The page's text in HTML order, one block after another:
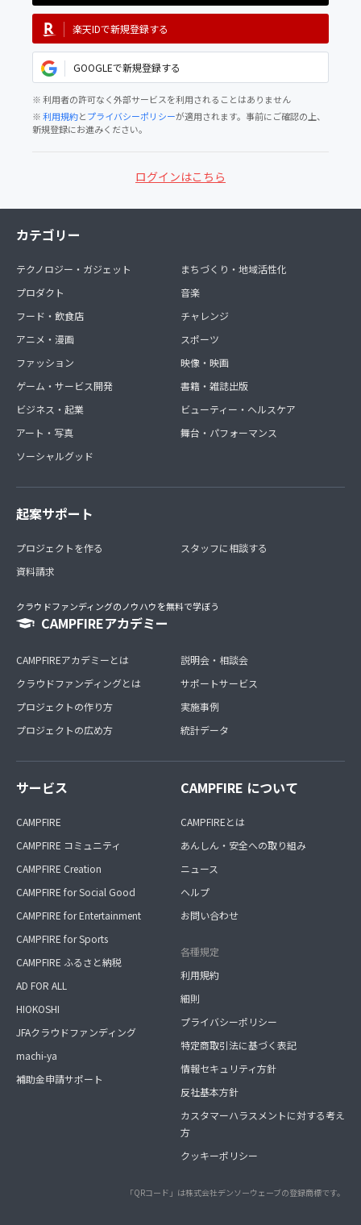
楽天IDで新規登録する
GOOGLEで新規登録する
※ 利用者の許可なく外部サービスを利用されることはありません
※利用規約とプライバシーポリシーが適用されます。事前にご確認の上、
新規登録にお進みください。
ログインはこちら
カテゴリー
テクノロジー・ガジェット
プロダクト
フード・飲食店
アニメ・漫画
ファッション
ゲーム・サービス開発
ビジネス・起業
アート・写真
ソーシャルグッド
まちづくり・地域活性化
音楽
チャレンジ
スポーツ
映像・映画
書籍・雑誌出版
ビューティー・ヘルスケア
舞台・パフォーマンス
起案サポート
プロジェクトを作る
資料請求
スタッフに相談する
クラウドファンディングのノウハウを無料で学ぼう
CAMPFIREアカデミー
CAMPFIREアカデミーとは
クラウドファンディングとは
プロジェクトの作り方
プロジェクトの広め方
説明会・相談会
サポートサービス
実施事例
統計データ
サービス
CAMPFIRE
CAMPFIRE コミュニティ
CAMPFIRE Creation
CAMPFIRE for Social Good
CAMPFIRE for Entertainment
CAMPFIRE for Sports
CAMPFIRE ふるさと納税
AD FOR ALL
HIOKOSHI
JFAクラウドファンディング
machi-ya
補助金申請サポート
CAMPFIRE について
CAMPFIREとは
あんしん・安全への取り組み
ニュース
ヘルプ
お問い合わせ
各種規定
利用規約
細則
プライバシーポリシー
特定商取引法に基づく表記
情報セキュリティ方針
反社基本方針
カスタマーハラスメントに対する考え
方
クッキーポリシー
「QRコード」は株式会社デンソーウェーブの登録商標です。